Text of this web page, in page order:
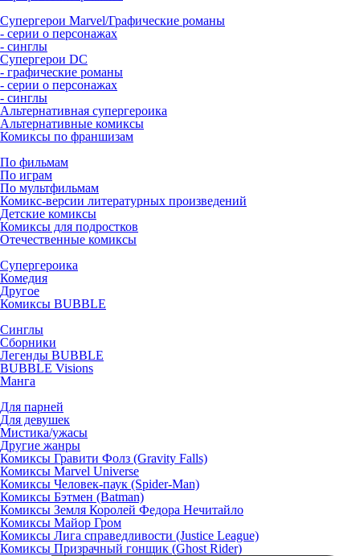
Супергерои Marvel/Графические романы
- серии о персонажах
- синглы
Супергерои DC
- графические романы
- серии о персонажах
- синглы
Альтернативная супергероика
Альтернативные комиксы
Комиксы по франшизам
По фильмам
По играм
По мультфильмам
Комикс-версии литературных произведений
Детские комиксы
Комиксы для подростков
Отечественные комиксы
Супергероика
Комедия
Другое
Комиксы BUBBLE
Синглы
Сборники
Легенды BUBBLE
BUBBLE Visions
Манга
Для парней
Для девушек
Мистика/ужасы
Другие жанры
Комиксы Гравити Фолз (Gravity Falls)
Комиксы Marvel Universe
Комиксы Человек-паук (Spider-Man)
Комиксы Бэтмен (Batman)
Комиксы Земля Королей Федора Нечитайло
Комиксы Майор Гром
Комиксы Лига справедливости (Justice League)
Комиксы Призрачный гонщик (Ghost Rider)